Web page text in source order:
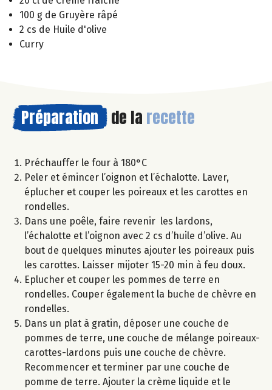
100 g de Gruyère râpé
2 cs de Huile d'olive
Curry
Préparation de la recette
Préchauffer le four à 180°C
Peler et émincer l’oignon et l’échalotte. Laver,
éplucher et couper les poireaux et les carottes en
rondelles.
Dans une poêle, faire revenir les lardons,
l’échalotte et l’oignon avec 2 cs d’huile d’olive. Au
bout de quelques minutes ajouter les poireaux puis
les carottes. Laisser mijoter 15-20 min à feu doux.
Eplucher et couper les pommes de terre en
rondelles. Couper également la buche de chèvre en
rondelles.
Dans un plat à gratin, déposer une couche de
pommes de terre, une couche de mélange poireaux-
carottes-lardons puis une couche de chèvre.
Recommencer et terminer par une couche de
pomme de terre. Ajouter la crème liquide et le